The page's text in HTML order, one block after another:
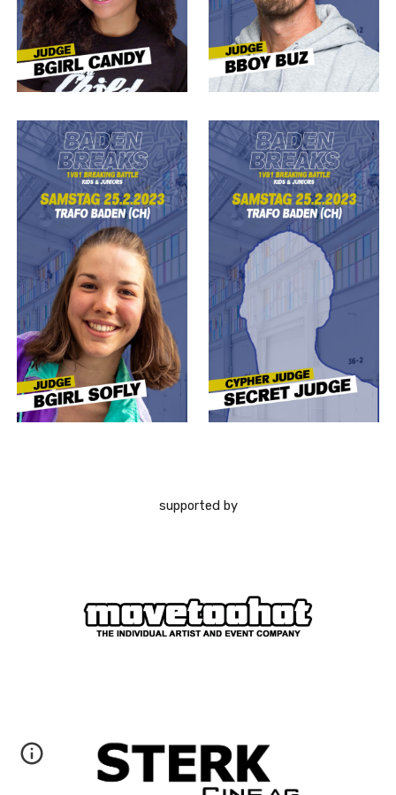
supported by